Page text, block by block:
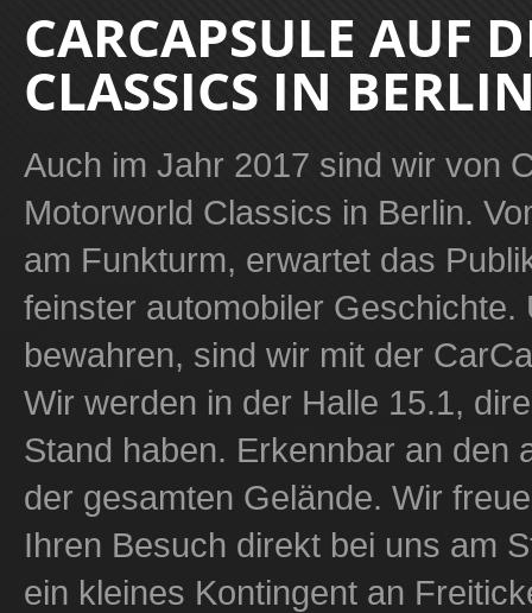
CARCAPSULE AUF
CLASSICS IN
Auch im Jahr 2017 sind wir von
Motorworld Classics in Berlin.
am Funkturm, erwartet das
feinster automobiler
bewahren, sind wir mit der
Wir werden in der Halle 15.1,
Stand haben. Erkennbar an den
der gesamten Gelände. Wir
Ihren Besuch direkt bei uns am
ein kleines Kontingent an